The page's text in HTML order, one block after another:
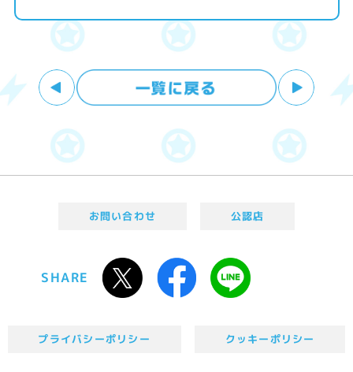
お問い合わせ 公認店
SHARE
プライバシーポリシー クッキーポリシー